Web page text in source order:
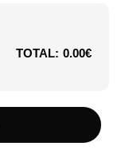
TOTAL: 0.00€